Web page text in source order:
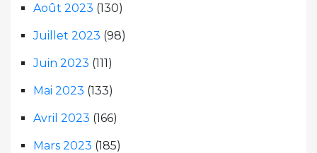
Août 2023 (130)
Juillet 2023 (98)
Juin 2023 (111)
Mai 2023 (133)
Avril 2023 (166)
Mars 2023 (185)